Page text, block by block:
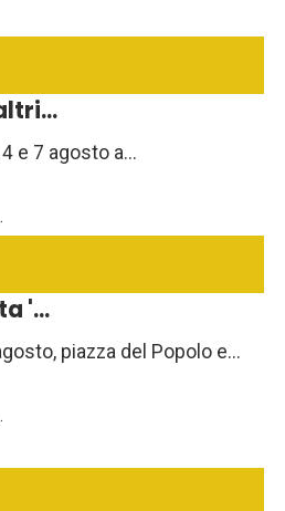
e 7 agosto a...
'...
piazza del Popolo e...